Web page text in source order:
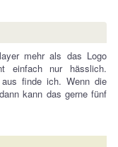
mehr als das Logo
einfach nur hässlich.
finde ich. Wenn die
kann das gerne fünf